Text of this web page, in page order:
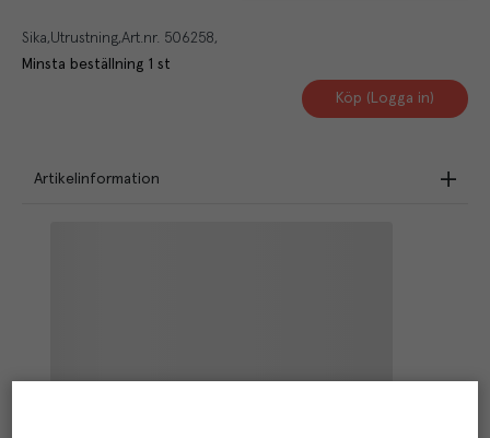
Sika Utrustning Art.nr. 506258
Minsta beställning 1 st
Köp (Logga in)
Artikelinformation